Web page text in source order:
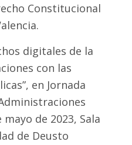
Constitucional
digitales de la
con las
en Jornada
de 2023, Sala
de Deusto